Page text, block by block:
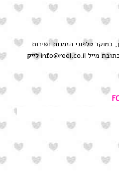
במוקד טלפוני הזמנות ושירות
לייק